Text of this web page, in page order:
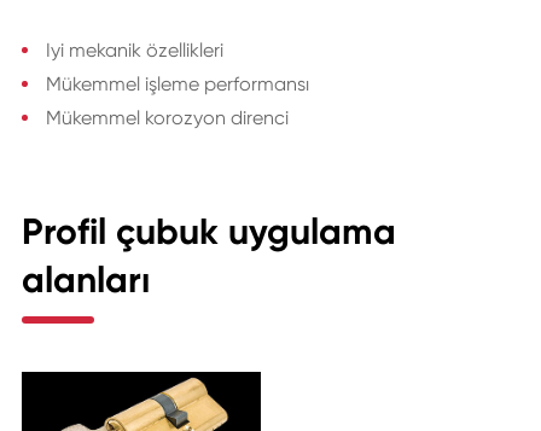
Iyi mekanik özellikleri
Mükemmel işleme performansı
Mükemmel korozyon direnci
Profil çubuk uygulama
alanları